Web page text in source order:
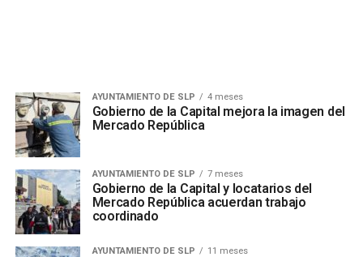
AYUNTAMIENTO DE SLP 4 meses
Gobierno de la Capital mejora la imagen del
Mercado República
AYUNTAMIENTO DE SLP 7 meses
Gobierno de la Capital y locatarios del
Mercado República acuerdan trabajo
coordinado
AYUNTAMIENTO DE SLP 11 meses